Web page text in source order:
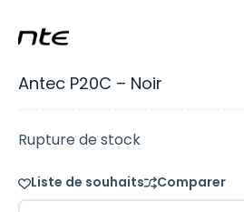
Antec P20C – Noir
Rupture de stock
Liste de souhaits Comparer